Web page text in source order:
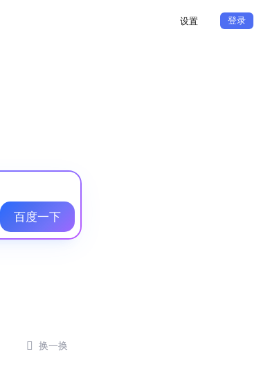
设置 登录
百度一下
 换一换